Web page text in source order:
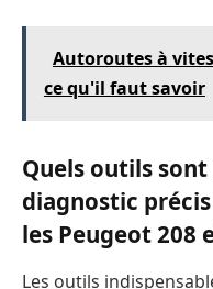
Autoroutes à
ce qu'il faut savoir
Quels outils
diagnostic
les Peugeot 208
Les outils